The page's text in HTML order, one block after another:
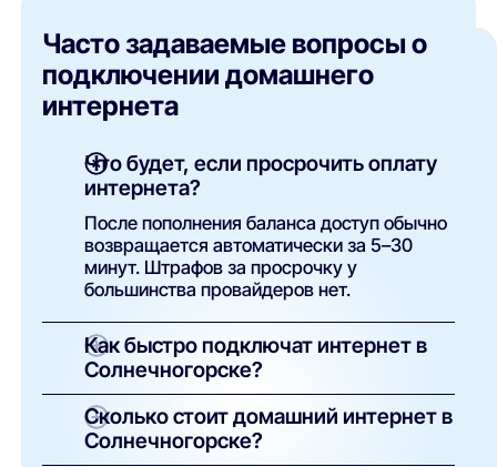
Часто задаваемые вопросы о
подключении домашнего
интернета
Что будет, если просрочить оплату
интернета?
После пополнения баланса доступ обычно
возвращается автоматически за 5–30
минут. Штрафов за просрочку у
большинства провайдеров нет.
Как быстро подключат интернет в
Солнечногорске?
Крупные провайдеры Солнечногорска
подключают за 1–2 дня, локальные — по
загрузке монтажников. Срок уточняется
Сколько стоит домашний интернет в
Солнечногорске?